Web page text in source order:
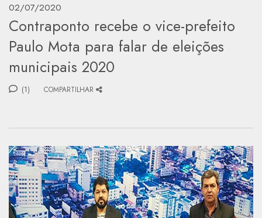
02/07/2020
Contraponto recebe o vice-prefeito
Paulo Mota para falar de eleições
municipais 2020
(1) COMPARTILHAR